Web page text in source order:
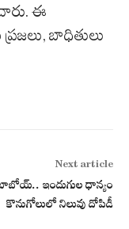
ఈ
బాధితులు
Next article
ఇందుగుల ధాన్యం
కొనుగోలులో నిలువు దోపిడీ